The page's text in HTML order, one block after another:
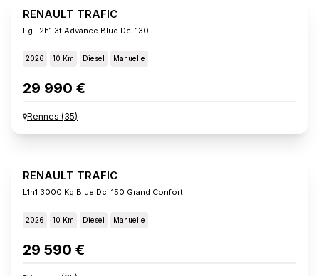
RENAULT TRAFIC
Fg L2h1 3t Advance Blue Dci 130
2026 10 Km Diesel Manuelle
29 990 €
Rennes (35)
RENAULT TRAFIC
L1h1 3000 Kg Blue Dci 150 Grand Confort
2026 10 Km Diesel Manuelle
29 590 €